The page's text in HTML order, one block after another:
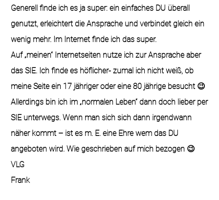
Generell finde ich es ja super: ein einfaches DU überall
genutzt, erleichtert die Ansprache und verbindet gleich ein
wenig mehr. Im Internet finde ich das super.
Auf „meinen“ Internetseiten nutze ich zur Ansprache aber
das SIE. Ich finde es höflicher- zumal ich nicht weiß, ob
meine Seite ein 17 jähriger oder eine 80 jährige besucht 😉
Allerdings bin ich im „normalen Leben“ dann doch lieber per
SIE unterwegs. Wenn man sich sich dann irgendwann
näher kommt – ist es m. E. eine Ehre wem das DU
angeboten wird. Wie geschrieben auf mich bezogen 😉
VLG
Frank